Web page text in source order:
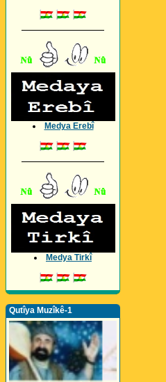
Medya Erebî
Medya Tirkî
Qutîya Muzîkê-1